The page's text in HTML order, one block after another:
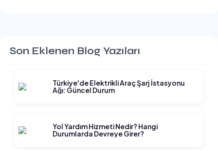
Son Eklenen Blog Yazıları
Türkiye'de Elektrikli Araç Şarj İstasyonu
Ağı: Güncel Durum
Yol Yardım Hizmeti Nedir? Hangi
Durumlarda Devreye Girer?